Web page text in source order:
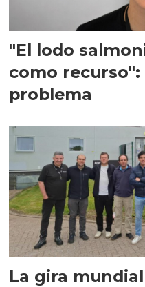
"El lodo
como recurso":
problema
La gira